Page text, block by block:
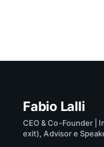
Fabio Lalli
CEO & Co-Founder |
exit), Advisor e